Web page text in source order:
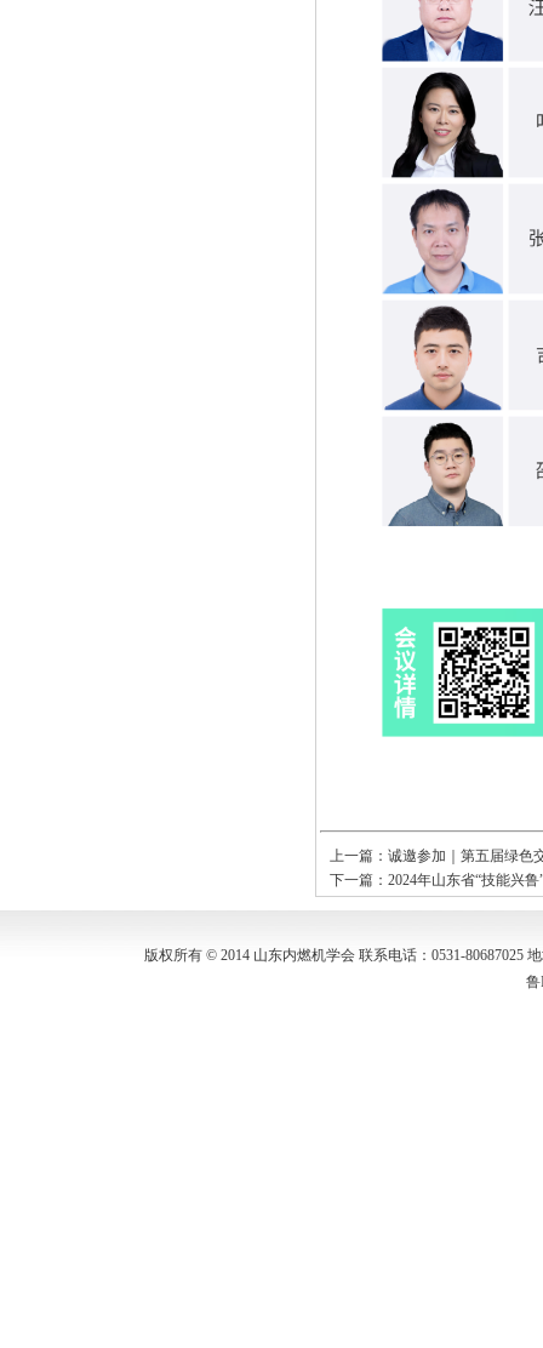
上一篇： 诚邀参加｜第五届绿色
下一篇： 2024年山东省“技能兴
版权所有 © 2014 山东内燃机学会 联系电话：0531-80687025
鲁